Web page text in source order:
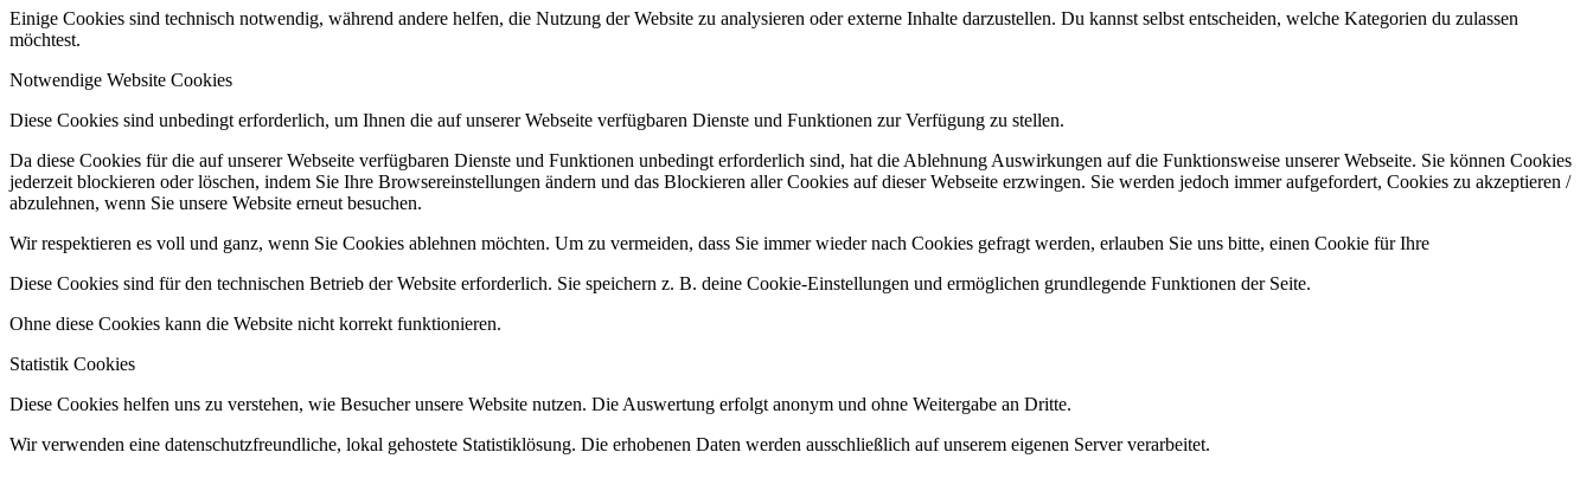
Einige Cookies sind technisch notwendig, während andere helfen, die Nutzung der Website zu analysieren oder externe Inhalte darzustellen. Du kannst selbst entscheiden, welche Kategorien du zulassen
möchtest.
Notwendige Website Cookies
Diese Cookies sind unbedingt erforderlich, um Ihnen die auf unserer Webseite verfügbaren Dienste und Funktionen zur Verfügung zu stellen.
Da diese Cookies für die auf unserer Webseite verfügbaren Dienste und Funktionen unbedingt erforderlich sind, hat die Ablehnung Auswirkungen auf die Funktionsweise unserer Webseite. Sie können Cookies
jederzeit blockieren oder löschen, indem Sie Ihre Browsereinstellungen ändern und das Blockieren aller Cookies auf dieser Webseite erzwingen. Sie werden jedoch immer aufgefordert, Cookies zu akzeptieren /
abzulehnen, wenn Sie unsere Website erneut besuchen.
Wir respektieren es voll und ganz, wenn Sie Cookies ablehnen möchten. Um zu vermeiden, dass Sie immer wieder nach Cookies gefragt werden, erlauben Sie uns bitte, einen Cookie für Ihre
Diese Cookies sind für den technischen Betrieb der Website erforderlich. Sie speichern z. B. deine Cookie-Einstellungen und ermöglichen grundlegende Funktionen der Seite.
Ohne diese Cookies kann die Website nicht korrekt funktionieren.
Statistik Cookies
Diese Cookies helfen uns zu verstehen, wie Besucher unsere Website nutzen. Die Auswertung erfolgt anonym und ohne Weitergabe an Dritte.
Wir verwenden eine datenschutzfreundliche, lokal gehostete Statistiklösung. Die erhobenen Daten werden ausschließlich auf unserem eigenen Server verarbeitet.